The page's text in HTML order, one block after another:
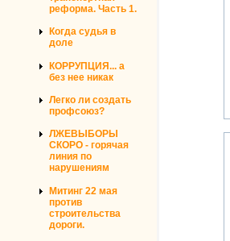
реформа. Часть 1.
Когда судья в
доле
КОРРУПЦИЯ... а
без нее никак
Легко ли создать
профсоюз?
ЛЖЕВЫБОРЫ
СКОРО - горячая
линия по
нарушениям
Митинг 22 мая
против
строительства
дороги.